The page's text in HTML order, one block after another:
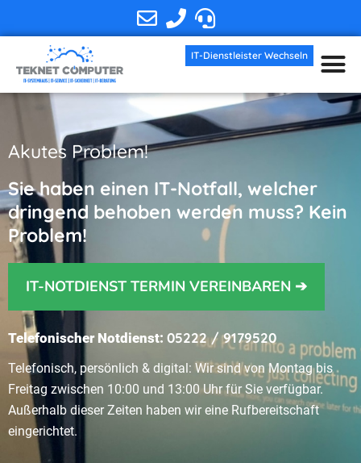
IT-Dienstleister Wechseln
Akutes Problem!
Sie haben einen IT-Notfall, welcher
dringend behoben werden muss? Kein
Problem!
IT-NOTDIENST TERMIN VEREINBAREN ➔
Telefonischer Notdienst: 05222 / 9179520
Telefonisch, persönlich & digital: Wir sind von Montag bis
Freitag zwischen 10:00 und 13:00 Uhr für Sie verfügbar.
Außerhalb dieser Zeiten haben wir eine Rufbereitschaft
eingerichtet.